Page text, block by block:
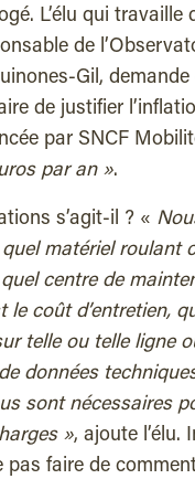
L’élu qui travaille
de
Gil,
de justifier
par SNCF
par an ».
s’agit-il ? «
matériel roulant
centre de
le coût d’entretien,
telle ou telle ligne
données
sont nécessaires
», ajoute l’élu.
pas faire de